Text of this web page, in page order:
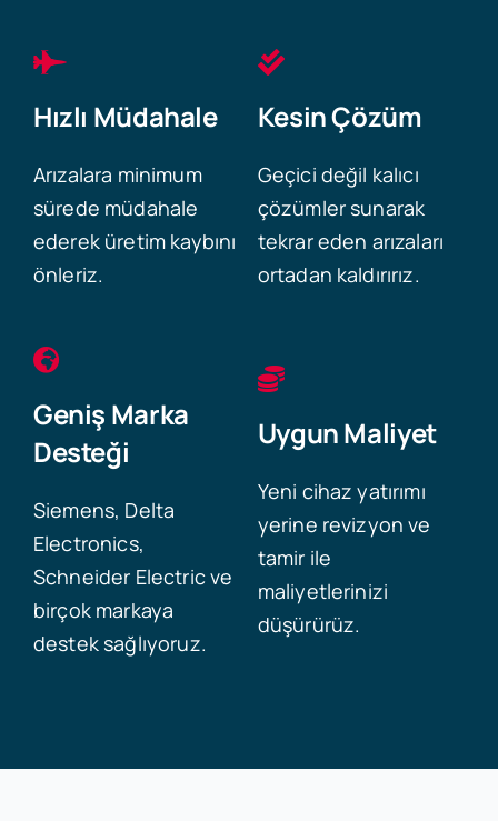
Hızlı Müdahale
Arızalara minimum
sürede müdahale
ederek üretim kaybını
önleriz.
Kesin Çözüm
Geçici değil kalıcı
çözümler sunarak
tekrar eden arızaları
ortadan kaldırırız.
Geniş Marka
Desteği
Siemens, Delta
Electronics,
Schneider Electric ve
birçok markaya
destek sağlıyoruz.
Uygun Maliyet
Yeni cihaz yatırımı
yerine revizyon ve
tamir ile
maliyetlerinizi
düşürürüz.